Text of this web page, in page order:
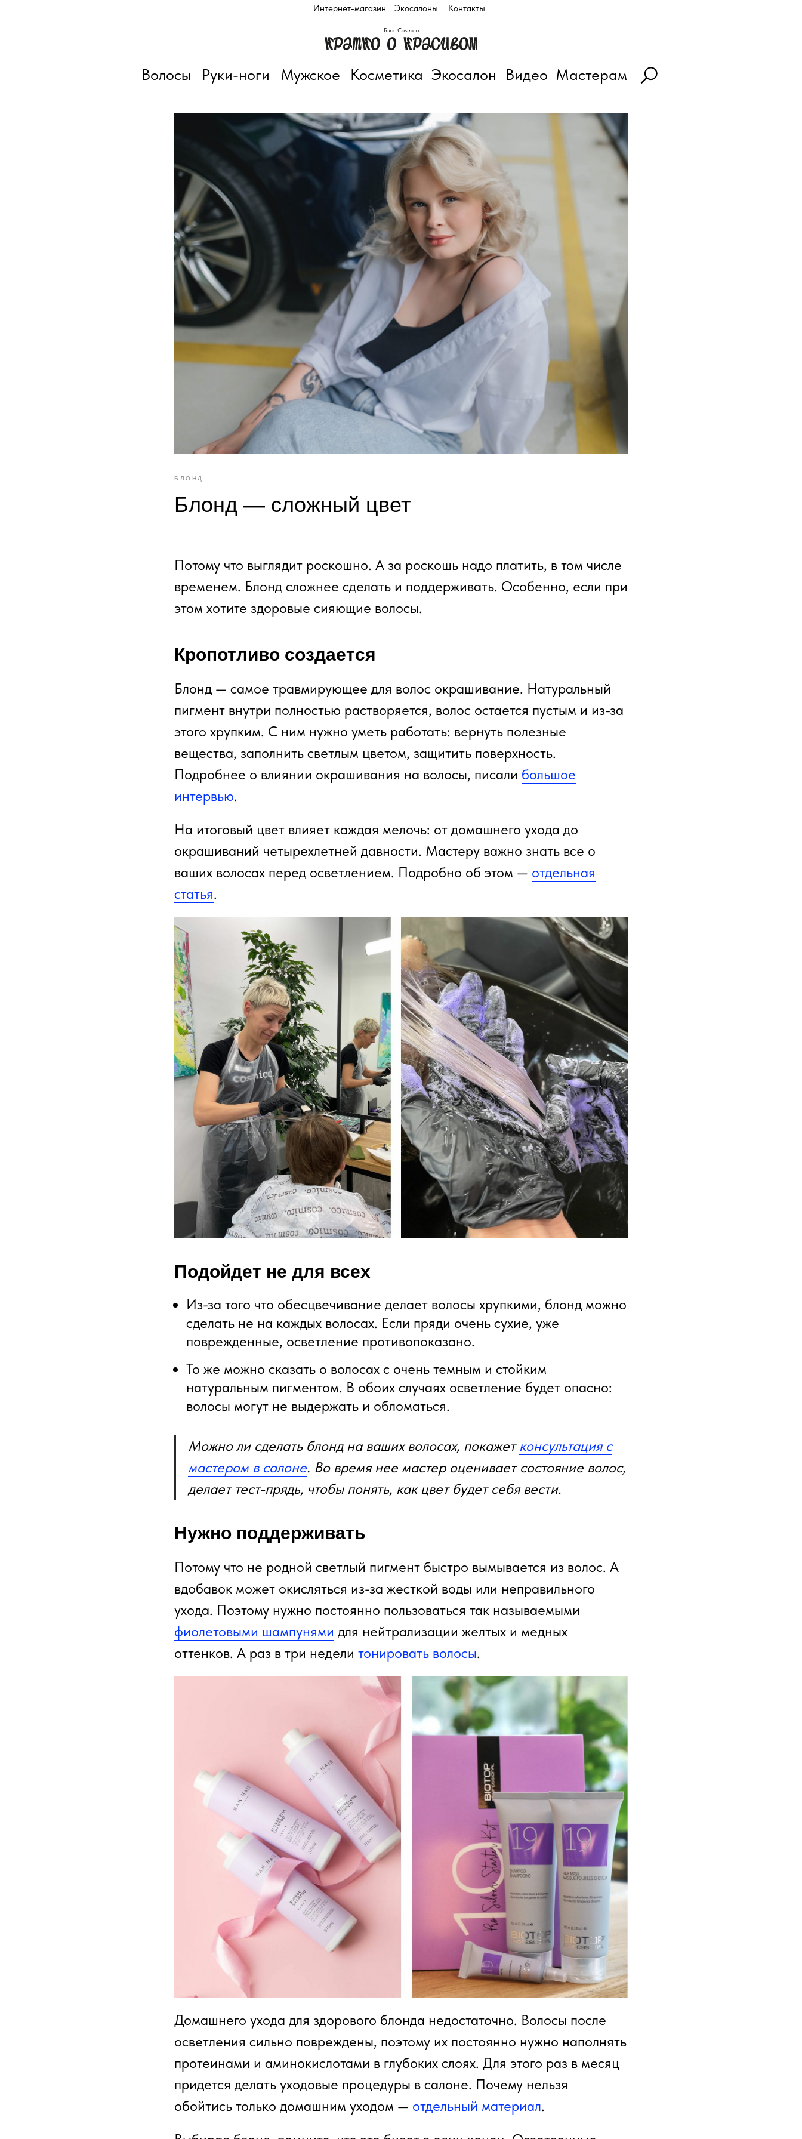
Интернет-магазин Экосалоны Контакты
Блог Cosmico
Мужское Экосалон
Руки-ноги
Волосы Косметика Видео Мастерам
БЛОНД
Блонд — сложный цвет
Потому что выглядит роскошно. А за роскошь надо платить, в том числе
временем. Блонд сложнее сделать и поддерживать. Особенно, если при
этом хотите здоровые сияющие волосы.
Кропотливо создается
Блонд — самое травмирующее для волос окрашивание. Натуральный
пигмент внутри полностью растворяется, волос остается пустым и из-за
этого хрупким. С ним нужно уметь работать: вернуть полезные
вещества, заполнить светлым цветом, защитить поверхность.
Подробнее о влиянии окрашивания на волосы, писали большое
интервью.
На итоговый цвет влияет каждая мелочь: от домашнего ухода до
окрашиваний четырехлетней давности. Мастеру важно знать все о
ваших волосах перед осветлением. Подробно об этом — отдельная
статья.
Подойдет не для всех
Из-за того что обесцвечивание делает волосы хрупкими, блонд можно
сделать не на каждых волосах. Если пряди очень сухие, уже
поврежденные, осветление противопоказано.
То же можно сказать о волосах с очень темным и стойким
натуральным пигментом. В обоих случаях осветление будет опасно:
волосы могут не выдержать и обломаться.
Можно ли сделать блонд на ваших волосах, покажет консультация с
мастером в салоне. Во время нее мастер оценивает состояние волос,
делает тест-прядь, чтобы понять, как цвет будет себя вести.
Нужно поддерживать
Потому что не родной светлый пигмент быстро вымывается из волос. А
вдобавок может окисляться из-за жесткой воды или неправильного
ухода. Поэтому нужно постоянно пользоваться так называемыми
фиолетовыми шампунями для нейтрализации желтых и медных
оттенков. А раз в три недели тонировать волосы.
Домашнего ухода для здорового блонда недостаточно. Волосы после
осветления сильно повреждены, поэтому их постоянно нужно наполнять
протеинами и аминокислотами в глубоких слоях. Для этого раз в месяц
придется делать уходовые процедуры в салоне. Почему нельзя
обойтись только домашним уходом — отдельный материал.